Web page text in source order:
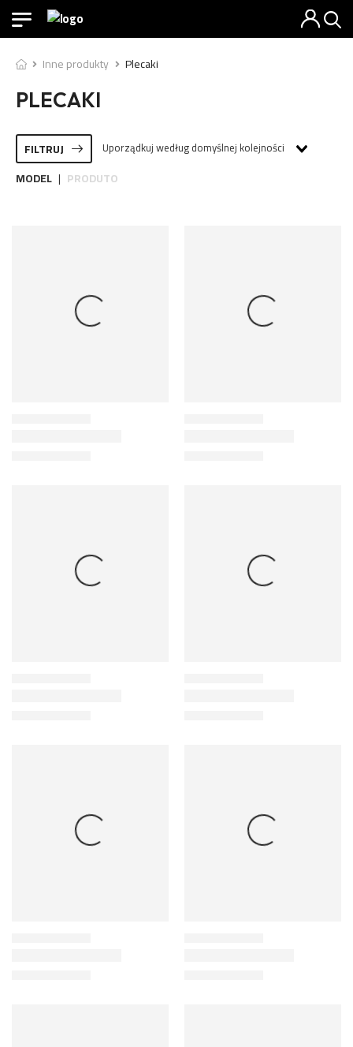
Inne produkty Plecaki
PLECAKI
FILTRUJ Uporządkuj według domyślnej kolejności
MODEL | PRODUTO